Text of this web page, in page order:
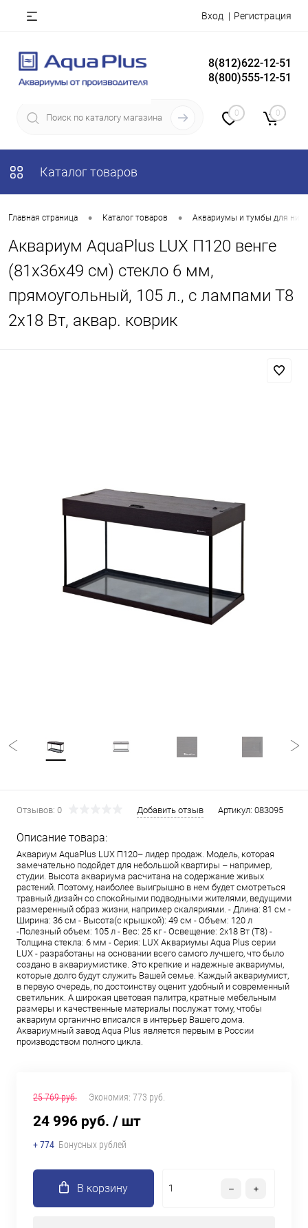
Вход Регистрация
8(812)622-12-51
8(800)555-12-51
0 0
Каталог товаров
Главная страница • Каталог товаров • Аквариумы и тумбы для них
Аквариум AquaPlus LUX П120 венге
(81х36х49 см) стекло 6 мм,
прямоугольный, 105 л., с лампами Т8
2х18 Вт, аквар. коврик
Отзывов: 0 Добавить отзыв Артикул: 083095
Описание товара:
Аквариум AquaPlus LUX П120– лидер продаж. Модель, которая
замечательно подойдет для небольшой квартиры – например,
студии. Высота аквариума расчитана на содержание живых
растений. Поэтому, наиболее выигрышно в нем будет смотреться
травный дизайн со спокойными подводными жителями, ведущими
размеренный образ жизни, например скаляриями. - Длина: 81 см -
Ширина: 36 см - Высота(с крышкой): 49 см - Объем: 120 л
-Полезный объем: 105 л - Вес: 25 кг - Освещение: 2х18 Вт (Т8) -
Толщина стекла: 6 мм - Серия: LUX Аквариумы Aqua Plus серии
LUX - разработаны на основании всего самого лучшего, что было
создано в аквариумистике. Это крепкие и надежные аквариумы,
которые долго будут служить Вашей семье. Каждый аквариумист,
в первую очередь, по достоинству оценит удобный и современный
светильник. А широкая цветовая палитра, кратные мебельным
размеры и качественные материалы послужат тому, чтобы
аквариум органично вписался в интерьер Вашего дома.
Аквариумный завод Aqua Plus является первым в России
производством полного цикла.
25 769 руб. Экономия: 773 руб.
24 996 руб. / шт
+ 774 Бонусных рублей
В корзину